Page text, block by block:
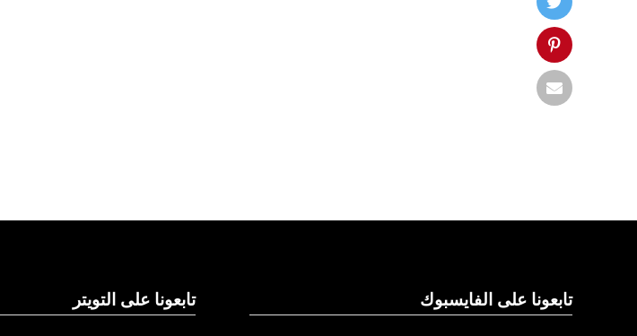
تابعونا على الفايسبوك تابعونا على التويتر